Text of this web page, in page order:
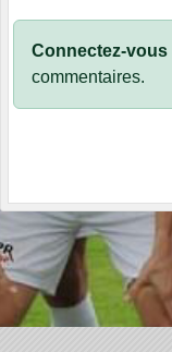
Connectez-vous
commentaires.